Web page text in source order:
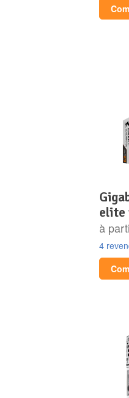
gigabyte x870 aorus
elite
à
4